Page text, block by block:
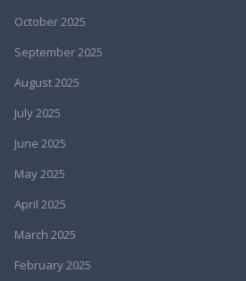
October 2025
September 2025
August 2025
July 2025
June 2025
May 2025
April 2025
March 2025
February 2025